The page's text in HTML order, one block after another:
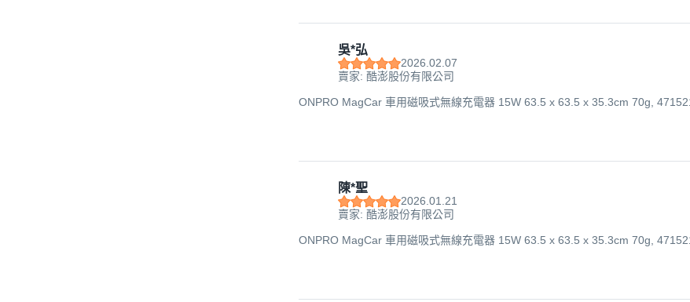
吳*弘
2026.02.07
賣家: 酷澎股份有限公司
ONPRO MagCar 車用磁吸式無線充電器 15W 63.5 x 63.5 x 35.3cm 70g,
陳*聖
2026.01.21
賣家: 酷澎股份有限公司
ONPRO MagCar 車用磁吸式無線充電器 15W 63.5 x 63.5 x 35.3cm 70g,